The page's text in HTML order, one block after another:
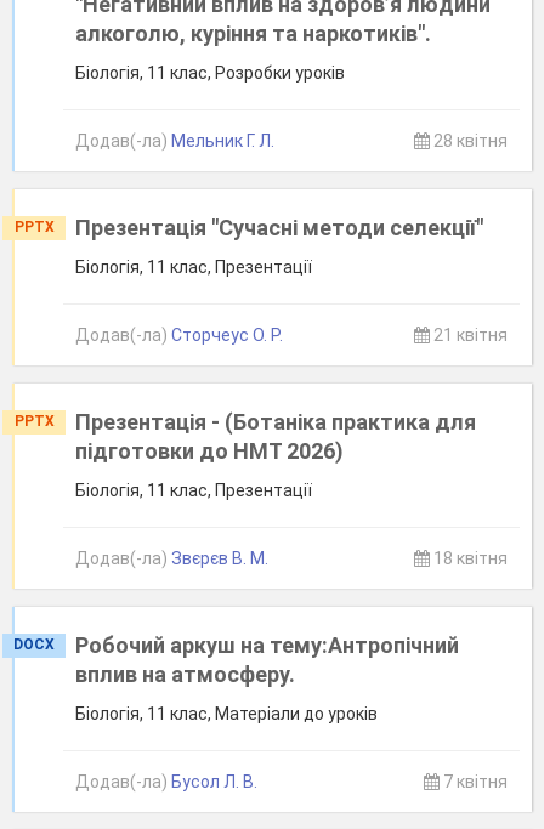
алкоголю, куріння та наркотиків".
Біологія, 11 клас, Розробки уроків
Додав(-ла) Mельник Г. Л. 28 квітня
PPTX Презентація "Сучасні методи селекції"
Біологія, 11 клас, Презентації
Додав(-ла) Сторчеус О. Р. 21 квітня
PPTX
Презентація - (Ботаніка практика для
підготовки до НМТ 2026)
Біологія, 11 клас, Презентації
Додав(-ла) Звєрєв В. М. 18 квітня
DOCX
Робочий аркуш на тему:Антропічний
вплив на атмосферу.
Біологія, 11 клас, Матеріали до уроків
Додав(-ла) Бусол Л. В. 7 квітня